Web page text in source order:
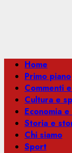
Menu
principale
Home
Primo piano
Commenti
Cultura e
Economia
Storia e
Chi siamo
Sport